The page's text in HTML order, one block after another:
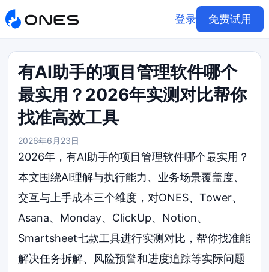
登录 免费试用
有AI助手的项目管理软件哪个
最实用？2026年实测对比帮你
找准高效工具
2026年6月23日
2026年，有AI助手的项目管理软件哪个最实用？
本文围绕AI理解与执行能力、业务场景覆盖度、
交互与上手成本三个维度，对ONES、Tower、
Asana、Monday、ClickUp、Notion、
Smartsheet七款工具进行实测对比，帮你找准能
解决任务拆解、风险预警和进度追踪等实际问题